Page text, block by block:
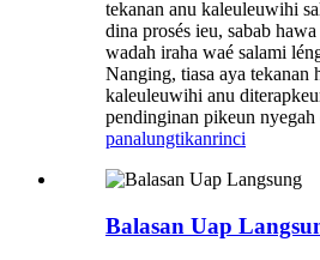
tekanan anu kaleuleuwihi
dina prosés ieu, sabab
wadah iraha waé salami
Nanging, tiasa aya tekanan
kaleuleuwihi anu
pendinginan pikeun
panalungtikanrinci
Balasan Uap